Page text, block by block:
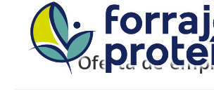
Oferta de